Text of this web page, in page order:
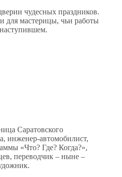
чудесных праздников.
для мастерицы, чьи работы
Саратовского
инженер-автомобилист,
«Что? Где? Когда?»,
переводчик – ныне –